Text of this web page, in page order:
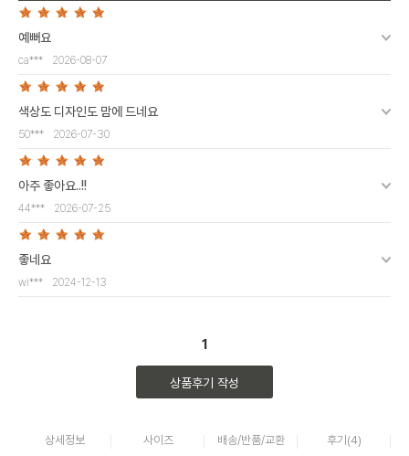
예뻐요
ca*** 2026-08-07
색상도 디자인도 맘에 드네요
50*** 2026-07-30
아주 좋아요..!!
44*** 2026-07-25
좋네요
wi*** 2024-12-13
1
상품후기 작성
상세정보 사이즈 배송/반품/교환 후기(4)